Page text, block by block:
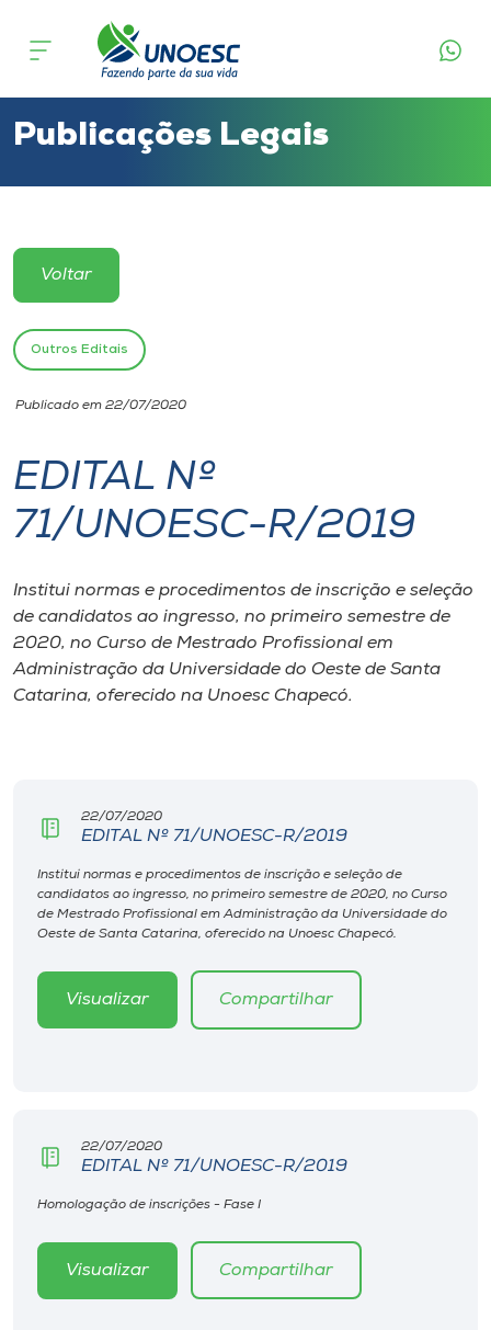
Cursos
Atendimento ao Estudante
Portal de Ensino
Unoesc
Internacionalização
I.nova
Diplomados
Cultura
Editora
Rádio
Museu
o idioma
Publicações Legais
Voltar
Outros Editais
Publicado em 22/07/2020
EDITAL Nº
71/UNOESC-R/2019
Institui normas e procedimentos de inscrição e seleção
de candidatos ao ingresso, no primeiro semestre de
2020, no Curso de Mestrado Profissional em
Administração da Universidade do Oeste de Santa
Catarina, oferecido na Unoesc Chapecó.
22/07/2020
EDITAL Nº 71/UNOESC-R/2019
Institui normas e procedimentos de inscrição e seleção de
candidatos ao ingresso, no primeiro semestre de 2020, no Curso
de Mestrado Profissional em Administração da Universidade do
Oeste de Santa Catarina, oferecido na Unoesc Chapecó.
Visualizar Compartilhar
22/07/2020
EDITAL Nº 71/UNOESC-R/2019
Homologação de inscrições - Fase I
Visualizar Compartilhar